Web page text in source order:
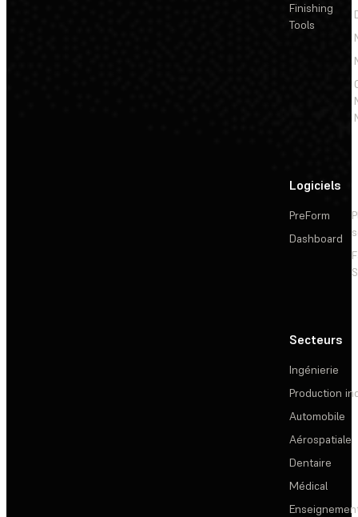
Finishing
Tools
Logiciels
PreForm
Dashboard
Secteurs
Ingénierie
Production
Automobile
Aérospatiale
Dentaire
Médical